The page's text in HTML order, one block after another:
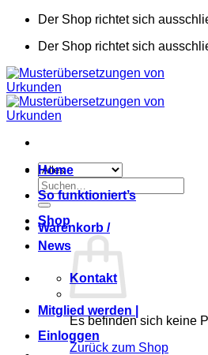
Zum
springen
Der Shop richtet sich
Der Shop richtet sich
Suchen
nach:
Warenkorb /
Es befinden sich keine
Zurück zum Shop
Home
So funktioniert’s
Shop
News
Kontakt
Mitglied werden |
Einloggen